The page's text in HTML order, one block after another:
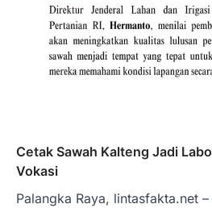
Cetak Sawah Kalteng Jadi
Vokasi
Palangka Raya, lintasfakta.net